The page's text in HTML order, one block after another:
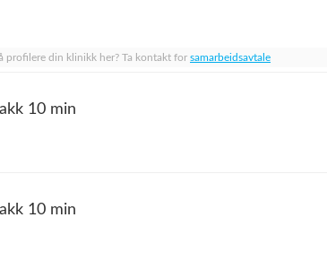
profilere din klinikk her? Ta kontakt for samarbeidsavtale
10 min
10 min